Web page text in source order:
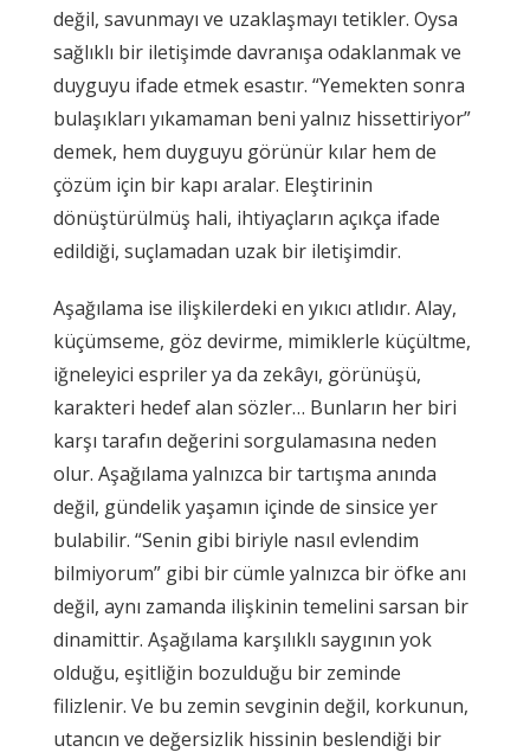
değil, savunmayı ve uzaklaşmayı tetikler. Oysa
sağlıklı bir iletişimde davranışa odaklanmak ve
duyguyu ifade etmek esastır. “Yemekten sonra
bulaşıkları yıkamaman beni yalnız hissettiriyor”
demek, hem duyguyu görünür kılar hem de
çözüm için bir kapı aralar. Eleştirinin
dönüştürülmüş hali, ihtiyaçların açıkça ifade
edildiği, suçlamadan uzak bir iletişimdir.
Aşağılama ise ilişkilerdeki en yıkıcı atlıdır. Alay,
küçümseme, göz devirme, mimiklerle küçültme,
iğneleyici espriler ya da zekâyı, görünüşü,
karakteri hedef alan sözler… Bunların her biri
karşı tarafın değerini sorgulamasına neden
olur. Aşağılama yalnızca bir tartışma anında
değil, gündelik yaşamın içinde de sinsice yer
bulabilir. “Senin gibi biriyle nasıl evlendim
bilmiyorum” gibi bir cümle yalnızca bir öfke anı
değil, aynı zamanda ilişkinin temelini sarsan bir
dinamittir. Aşağılama karşılıklı saygının yok
olduğu, eşitliğin bozulduğu bir zeminde
filizlenir. Ve bu zemin sevginin değil, korkunun,
utancın ve değersizlik hissinin beslendiği bir